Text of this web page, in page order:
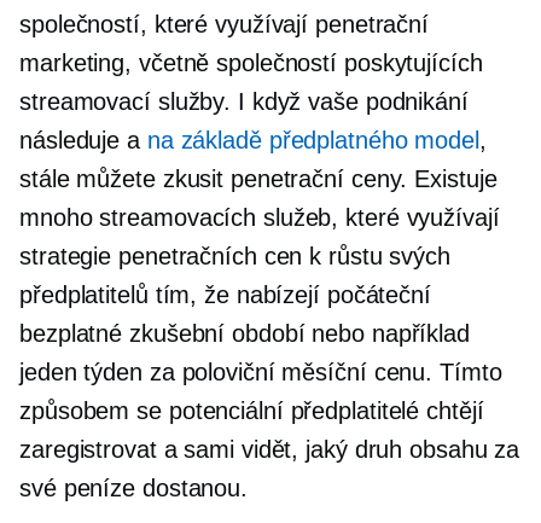
společností, které využívají penetrační
marketing, včetně společností poskytujících
streamovací služby. I když vaše podnikání
následuje a na základě předplatnéhomodel ,
stále můžete zkusit penetrační ceny. Existuje
mnoho streamovacích služeb, které využívají
strategie penetračních cen k růstu svých
předplatitelů tím, že nabízejí počáteční
bezplatné zkušební období nebo například
jeden týden za poloviční měsíční cenu. Tímto
způsobem se potenciální předplatitelé chtějí
zaregistrovat a sami vidět, jaký druh obsahu za
své peníze dostanou.